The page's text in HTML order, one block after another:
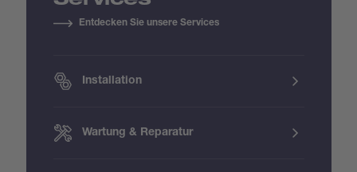
Entdecken Sie unsere Services
Installation
Wartung & Reparatur